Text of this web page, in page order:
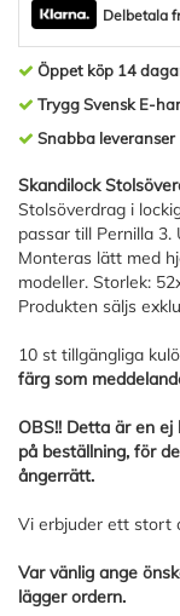
Delbetala
Öppet köp 14
Trygg Svensk E-
Snabba leveranser
Skandilock
Stolsöverdrag i
passar till Pernilla 3.
Monteras lätt med
modeller. Storlek:
Produkten säljs
10 st tillgängliga
färg som
OBS!! Detta är en
på beställning, för
ångerrätt.
Vi erbjuder ett stort
Var vänlig ange
lägger ordern.